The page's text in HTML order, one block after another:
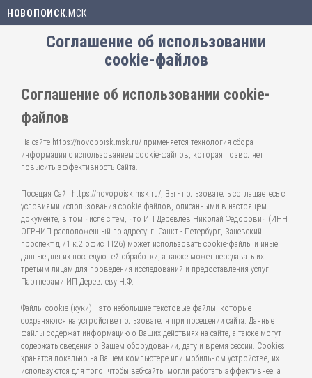
НОВОПОИСК .МСК
Соглашение об использовании
cookie-файлов
Соглашение об использовании cookie-
файлов
На сайте https://novopoisk.msk.ru/ применяется технология сбора
информации с использованием cookie-файлов, которая позволяет
повысить эффективность Сайта.
Посещая Сайт https://novopoisk.msk.ru/, Вы - пользователь соглашаетесь с
условиями использования cookie-файлов, описанными в настоящем
документе, в том числе с тем, что ИП Деревлев Николай Федорович (ИНН
ОГРНИП расположенный по адресу: г. Санкт - Петербург, Заневский
проспект д.71 к.2 офис 1126) может использовать cookie-файлы и иные
данные для их последующей обработки, а также может передавать их
третьим лицам для проведения исследований и предоставления услуг
Партнерами ИП Деревлеву Н.Ф.
Файлы cookie (куки) - это небольшие текстовые файлы, которые
сохраняются на устройстве пользователя при посещении сайта. Данные
файлы содержат информацию о Ваших действиях на сайте, а также могут
содержать сведения о Вашем оборудовании, дату и время сессии. Cookies
хранятся локально на Вашем компьютере или мобильном устройстве, их
используются для того, чтобы веб-сайты могли работать эффективнее, а